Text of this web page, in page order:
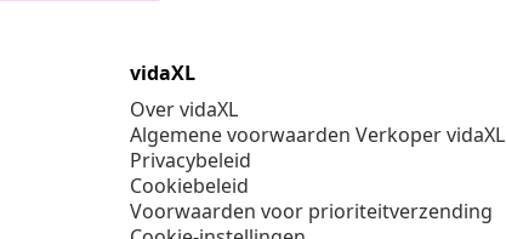
vidaXL
Over vidaXL
Algemene voorwaarden Verkoper vidaXL
Privacybeleid
Cookiebeleid
Voorwaarden voor prioriteitverzending